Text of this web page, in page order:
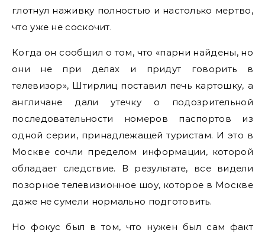
глотнул наживку полностью и настолько мертво,
что уже не соскочит.
Когда он сообщил о том, что «парни найдены, но
они не при делах и придут говорить в
телевизор», Штирлиц поставил печь картошку, а
англичане дали утечку о подозрительной
последовательности номеров паспортов из
одной серии, принадлежащей туристам. И это в
Москве сочли пределом информации, которой
обладает следствие. В результате, все видели
позорное телевизионное шоу, которое в Москве
даже не сумели нормально подготовить.
Но фокус был в том, что нужен был сам факт